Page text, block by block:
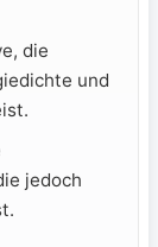
die
und⁤
jedoch